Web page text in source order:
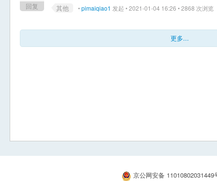
回复 其他 •pimaiqiao1 发起 • 2021-01-04 16:26 • 2868 次浏览
更多...
京公网安备